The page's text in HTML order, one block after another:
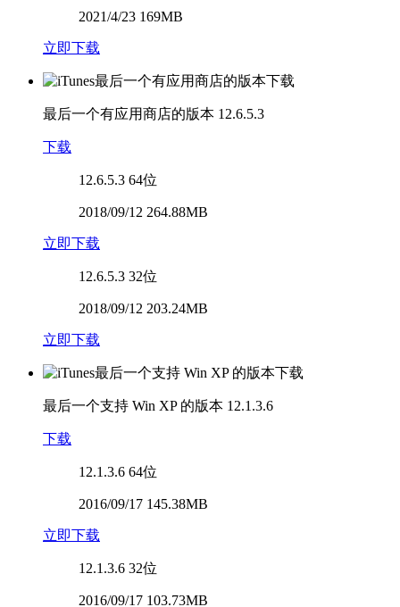
2021/4/23 169MB
立即下载
最后一个有应用商店的版本 12.6.5.3
下载
12.6.5.3 64位
2018/09/12 264.88MB
立即下载
12.6.5.3 32位
2018/09/12 203.24MB
立即下载
最后一个支持 Win XP 的版本 12.1.3.6
下载
12.1.3.6 64位
2016/09/17 145.38MB
立即下载
12.1.3.6 32位
2016/09/17 103.73MB